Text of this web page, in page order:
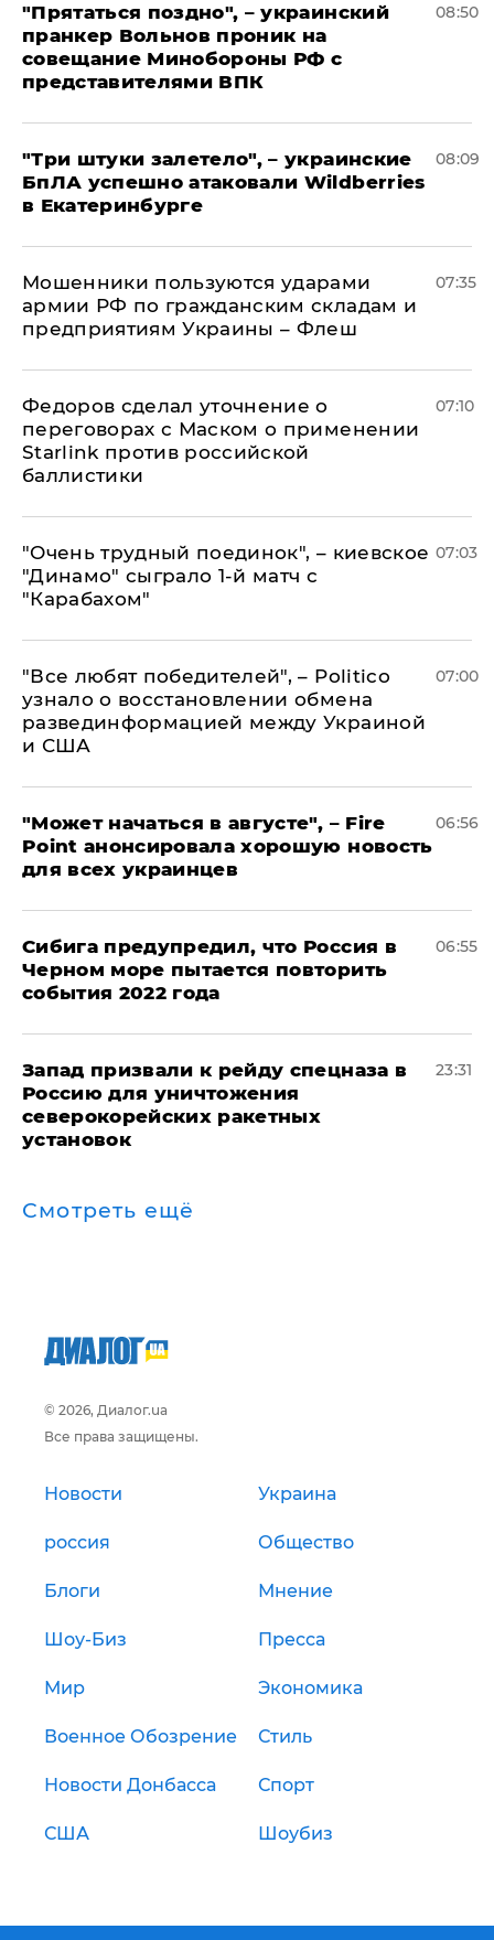
"Прятаться поздно", – украинский
пранкер Вольнов проник на
совещание Минобороны РФ с
представителями ВПК
08:50
"Три штуки залетело", – украинские
БпЛА успешно атаковали Wildberries
в Екатеринбурге
08:09
Мошенники пользуются ударами
армии РФ по гражданским складам и
предприятиям Украины – Флеш
07:35
Федоров сделал уточнение о
переговорах с Маском о применении
Starlink против российской
баллистики
07:10
"Очень трудный поединок", – киевское
"Динамо" сыграло 1-й матч с
"Карабахом"
07:03
​"Все любят победителей", – Politico
узнало о восстановлении обмена
развединформацией между Украиной
и США
07:00
"Может начаться в августе", – Fire
Point анонсировала хорошую новость
для всех украинцев
06:56
Сибига предупредил, что Россия в
Черном море пытается повторить
события 2022 года
06:55
Запад призвали к рейду спецназа в
Россию для уничтожения
северокорейских ракетных
установок
23:31
Смотреть ещё
© 2026, Диалог.ua
Все права защищены.
Новости Украина
россия Общество
Блоги Мнение
Шоу-Биз Пресса
Мир Экономика
Военное Обозрение Стиль
Новости Донбасса Спорт
США Шоубиз